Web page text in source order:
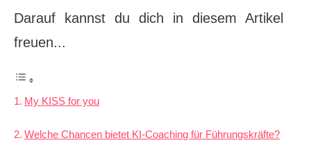
Darauf kannst du dich in diesem Artikel
freuen...
My KISS for you
Welche Chancen bietet KI-Coaching für Führungskräfte?